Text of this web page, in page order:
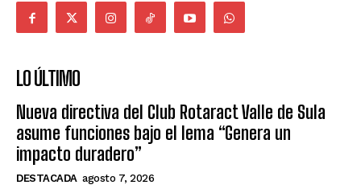
LO ÚLTIMO
Nueva directiva del Club Rotaract Valle de Sula
asume funciones bajo el lema “Genera un
impacto duradero”
DESTACADA agosto 7, 2026